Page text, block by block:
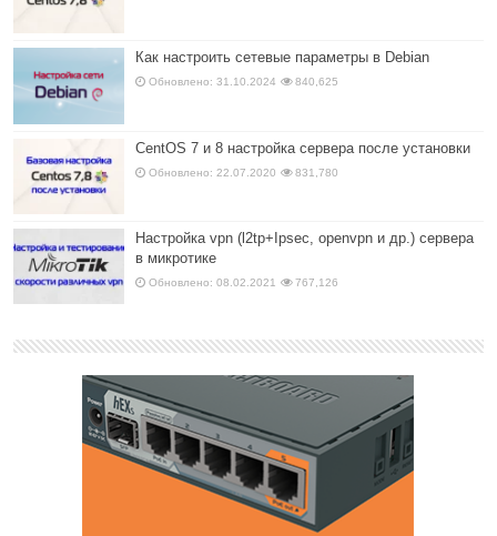
Как настроить сетевые параметры в Debian
Обновлено: 31.10.2024 840,625
CentOS 7 и 8 настройка сервера после установки
Обновлено: 22.07.2020 831,780
Настройка vpn (l2tp+Ipsec, openvpn и др.) сервера
в микротике
Обновлено: 08.02.2021 767,126